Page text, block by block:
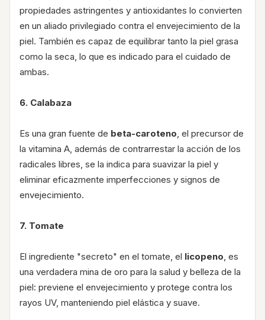
propiedades astringentes y antioxidantes lo convierten
en un aliado privilegiado contra el envejecimiento de la
piel. También es capaz de equilibrar tanto la piel grasa
como la seca, lo que es indicado para el cuidado de
ambas.
6. Calabaza
Es una gran fuente de beta-caroteno, el precursor de
la vitamina A, además de contrarrestar la acción de los
radicales libres, se la indica para suavizar la piel y
eliminar eficazmente imperfecciones y signos de
envejecimiento.
7. Tomate
El ingrediente "secreto" en el tomate, el licopeno, es
una verdadera mina de oro para la salud y belleza de la
piel: previene el envejecimiento y protege contra los
rayos UV, manteniendo piel elástica y suave.